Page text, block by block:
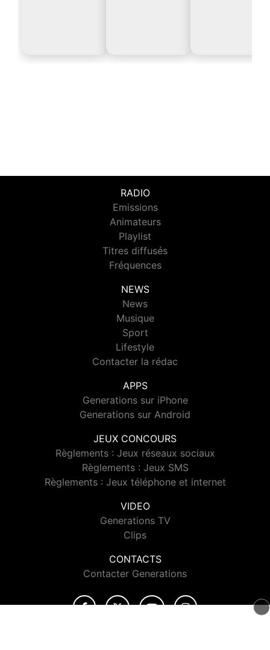
RADIO
Emissions
Animateurs
Playlist
Titres diffusés
Fréquences
NEWS
News
Musique
Sport
Lifestyle
Contacter la rédac
APPS
Generations sur iPhone
Generations sur Android
JEUX CONCOURS
Règlements : Jeux réseaux sociaux
Règlements : Jeux SMS
Règlements : Jeux téléphone et internet
VIDEO
Generations TV
Clips
CONTACTS
Contacter Generations